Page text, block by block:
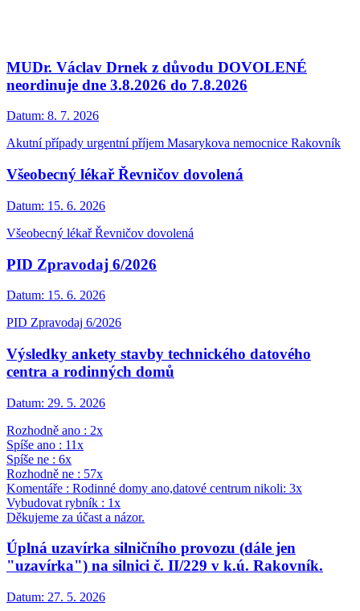
MUDr. Václav Drnek z důvodu DOVOLENÉ
neordinuje dne 3.8.2026 do 7.8.2026
Datum: 8. 7. 2026
Akutní případy urgentní příjem Masarykova nemocnice Rakovník
Všeobecný lékař Řevničov dovolená
Datum: 15. 6. 2026
Všeobecný lékař Řevničov dovolená
PID Zpravodaj 6/2026
Datum: 15. 6. 2026
PID Zpravodaj 6/2026
Výsledky ankety stavby technického datového
centra a rodinných domů
Datum: 29. 5. 2026
Rozhodně ano : 2x
Spíše ano : 11x
Spíše ne : 6x
Rozhodně ne : 57x
Komentáře : Rodinné domy ano,datové centrum nikoli: 3x
Vybudovat rybník : 1x
Děkujeme za účast a názor.
Úplná uzavírka silničního provozu (dále jen
"uzavírka") na silnici č. II/229 v k.ú. Rakovník.
Datum: 27. 5. 2026